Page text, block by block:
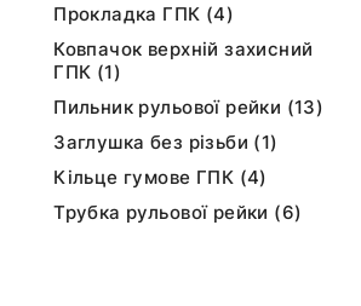
Прокладка ГПК (4)
Ковпачок верхній захисний
ГПК (1)
Пильник рульової рейки (13)
Заглушка без різьби (1)
Кільце гумове ГПК (4)
Трубка рульової рейки (6)